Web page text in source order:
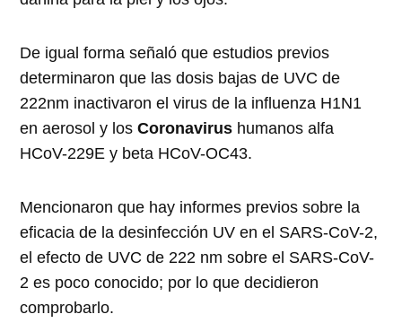
De igual forma señaló que estudios previos
determinaron que las dosis bajas de UVC de
222nm inactivaron el virus de la influenza H1N1
en aerosol y losCoronavirus humanos alfa
HCoV-229E y beta HCoV-OC43.
Mencionaron que hay informes previos sobre la
eficacia de la desinfección UV en el SARS-CoV-2,
el efecto de UVC de 222 nm sobre el SARS-CoV-
2 es poco conocido; por lo que decidieron
comprobarlo.